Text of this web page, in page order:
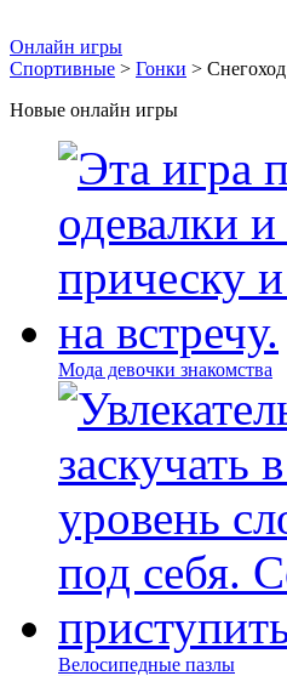
Онлайн игры
Спортивные > Гонки > Снегоход
Новые онлайн игры
Мода девочки знакомства
Велосипедные пазлы